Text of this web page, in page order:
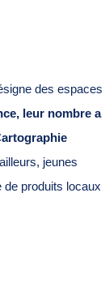
des espaces
leur nombre a
jeunes
produits locaux